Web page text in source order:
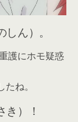
ん）。
護にホモ疑惑
ね。
き）！